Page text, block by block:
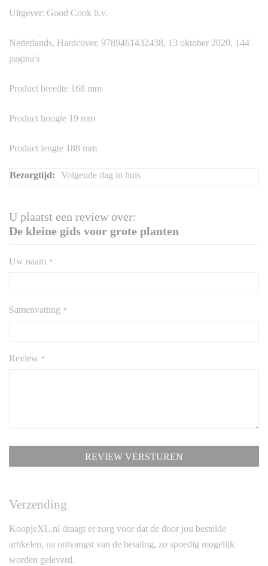
Uitgever: Good Cook b.v.
Nederlands, Hardcover, 9789461432438, 13 oktober 2020, 144
pagina's
Product breedte 168 mm
Product hoogte 19 mm
Product lengte 188 mm
Meer
Volgende dag in huis
U plaatst een review over:
De kleine gids voor grote planten
Uw naam
Samenvatting
Review
REVIEW VERSTUREN
Verzending
KoopjeXL.nl draagt er zorg voor dat de door jou bestelde
artikelen, na ontvangst van de betaling, zo spoedig mogelijk
worden geleverd.